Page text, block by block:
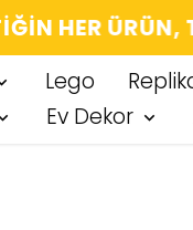
TARZINA
Lego
Ev Dekor